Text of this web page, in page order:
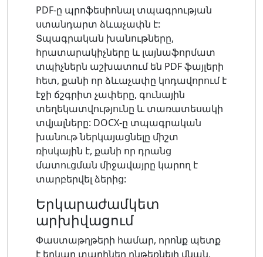
PDF-ը պրոֆեսիոնալ տպագրության
ստանդարտ ձևաչափն է:
Տպագրական խանութները,
հրատարակիչները և լայնաֆորմատ
տպիչներն աշխատում են PDF ֆայլերի
հետ, քանի որ ձևաչափը կոդավորում է
էջի ճշգրիտ չափերը, գունային
տեղեկատվությունը և տառատեսակի
տվյալները: DOCX-ը տպագրական
խանութ ներկայացնելը միշտ
ռիսկային է, քանի որ դրանց
մատուցման միջավայրը կարող է
տարբերվել ձերից:
Երկարաժամկետ
արխիվացում
Փաստաթղթերի համար, որոնք պետք
է երկար տարիներ ընթեռնելի մնան,